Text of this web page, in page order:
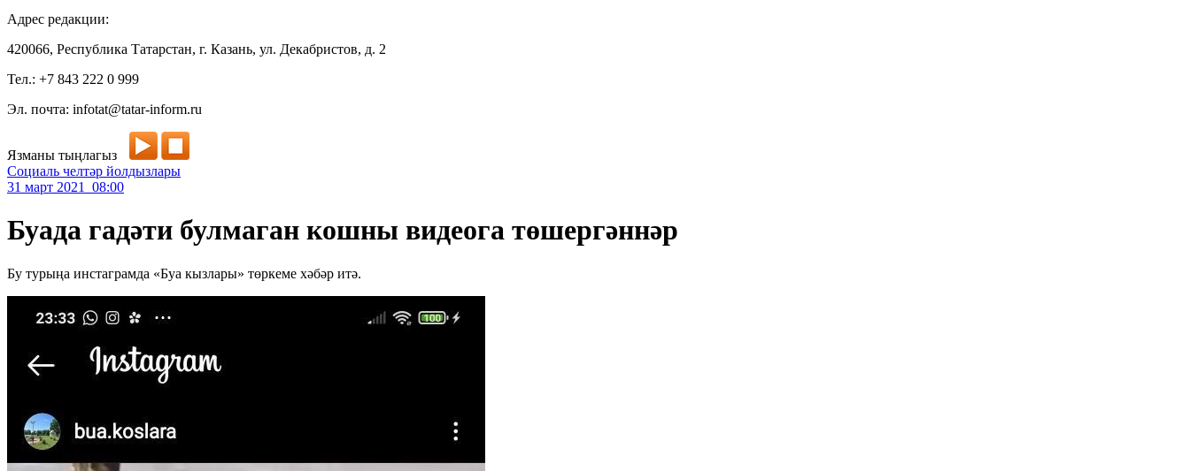
Адрес редакции:
420066, Республика Татарстан, г. Казань, ул. Декабристов, д. 2
Тел.: +7 843 222 0 999
Эл. почта: infotat@tatar-inform.ru
Язманы тыңлагыз
Социаль челтәр йолдызлары
31 март 2021 08:00
Буада гадәти булмаган кошны видеога төшергәннәр
Бу турыңа инстаграмда «Буа кызлары» төркеме хәбәр итә.